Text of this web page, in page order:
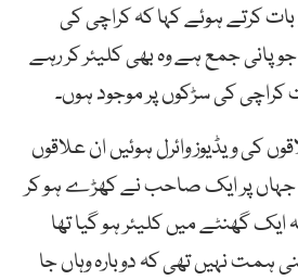
کرتے ہوئے کہا کہ کراچی کی
پانی جمع ہے وہ بھی کلیئر کر رہے
کراچی کی سڑکوں پر موجود ہوں۔
کی ویڈیوز وائرل ہوئیں ان علاقوں
جہاں پر ایک صاحب نے کھڑے ہو کر
ایک گھنٹے میں کلیئر ہو گیا تھا
ہمت نہیں تھی کہ دوبارہ وہاں جا